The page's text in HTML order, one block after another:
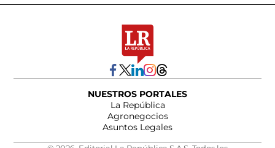
NUESTROS PORTALES
La República
Agronegocios
Asuntos Legales